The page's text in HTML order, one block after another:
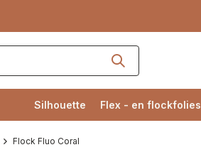
Silhouette Flex - en flockfolies
Flock Fluo Coral